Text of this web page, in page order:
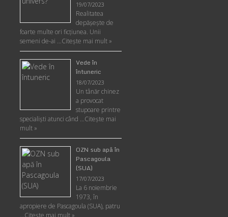
19/07/2023
Realitatea
depăşeşte de
foarte multe ori ficţiunea. Unii
semeni de-ai …Citește mai mult »
Vede în
întuneric
18/07/2023
Un tânăr chinez
a provocat
stupoare printre
specialişti atunci când …Citește mai
mult »
OZN sub apă în
Pascagoula
(SUA)
17/07/2023
La 6 noiembrie
1973, în
apropiere de Pascagoula (SUA), patru
…Citește mai mult »